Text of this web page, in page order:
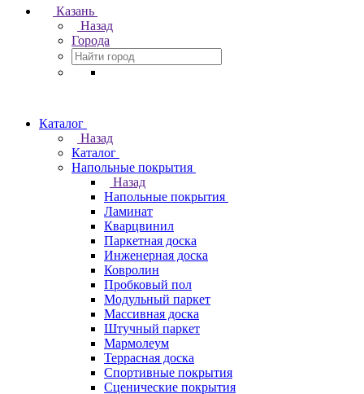
Казань
Назад
Города
Каталог
Назад
Каталог
Напольные покрытия
Назад
Напольные покрытия
Ламинат
Кварцвинил
Паркетная доска
Инженерная доска
Ковролин
Пробковый пол
Модульный паркет
Массивная доска
Штучный паркет
Мармолеум
Террасная доска
Спортивные покрытия
Сценические покрытия